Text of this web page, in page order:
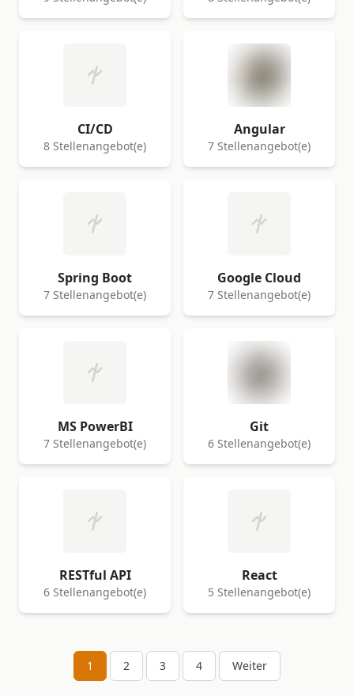
CI/CD
8 Stellenangebot(e)
Angular
7 Stellenangebot(e)
Spring Boot
7 Stellenangebot(e)
Google Cloud
7 Stellenangebot(e)
MS PowerBI
7 Stellenangebot(e)
Git
6 Stellenangebot(e)
RESTful API
6 Stellenangebot(e)
React
5 Stellenangebot(e)
1 2 3 4 Weiter